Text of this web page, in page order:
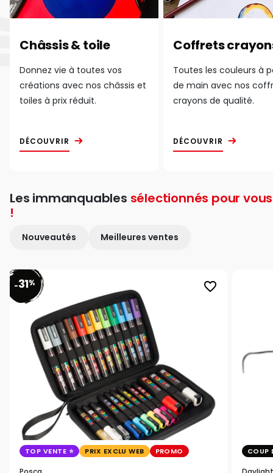
Châssis & toile
Donnez vie à toutes vos
créations avec nos châssis et
toiles à prix réduit.
DÉCOUVRIR
Coffrets
Toutes les couleurs à
de main avec nos
crayons de qualité.
DÉCOUVRIR
Les immanquables sélectionnés pour vous
!
Nouveautés Meilleures ventes
favorite_border
-31%
TOP VENTE PRIX EXCLU WEB PROMO COUP